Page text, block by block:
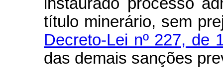
título minerário, sem
Decreto-Lei nº 227, de
das demais sanções